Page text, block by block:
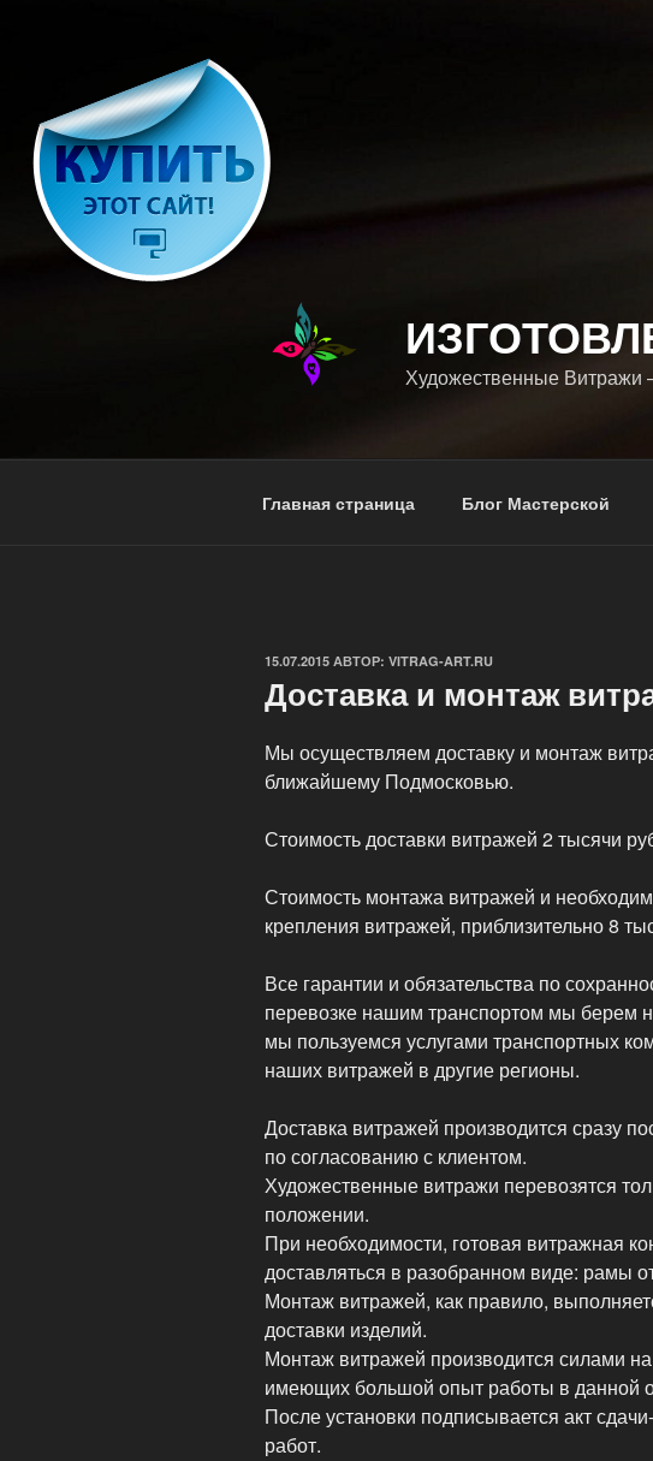
Художественные Витражи
Главная страница Блог Мастерской
ОПУБЛИКОВАНО
15.07.2015 АВТОР: VITRAG-ART.RU
Доставка и монтаж
Мы осуществляем доставку и монтаж
ближайшему Подмосковью.
Стоимость доставки витражей 2 тысячи
Стоимость монтажа витражей и
крепления витражей, приблизительно 8
Все гарантии и обязательства по
перевозке нашим транспортом мы берем
мы пользуемся услугами транспортных
наших витражей в другие регионы.
Доставка витражей производится сразу
по согласованию с клиентом.
Художественные витражи перевозятся
положении.
При необходимости, готовая витражная
доставляться в разобранном виде: рамы
Монтаж витражей, как правило,
доставки изделий.
Монтаж витражей производится силами
имеющих большой опыт работы в данной
После установки подписывается акт
работ.